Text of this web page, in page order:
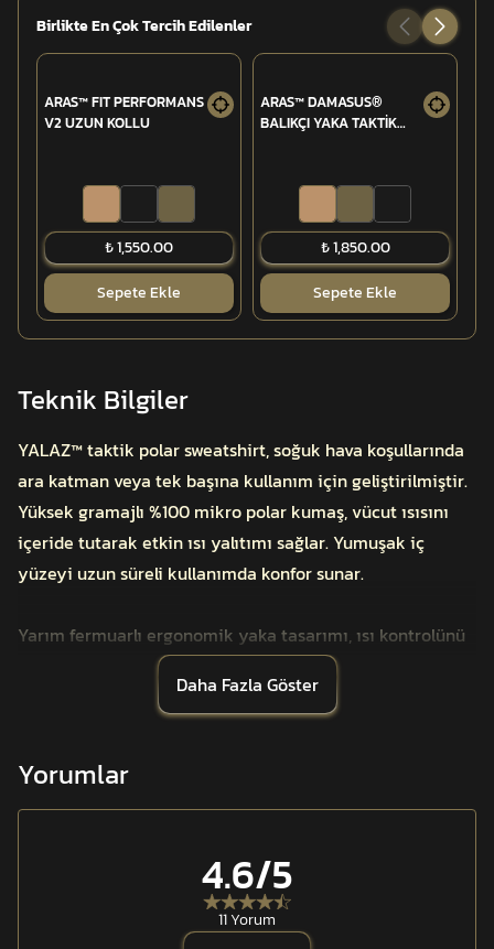
Birlikte En Çok Tercih Edilenler
ARAS™ FIT PERFORMANS
V2 UZUN KOLLU
₺ 1,550.00
Sepete Ekle
ARAS™ DAMASUS®
BALIKÇI YAKA TAKTİK
₺ 1,850.00
Sepete Ekle
Teknik Bilgiler
YALAZ™ taktik polar sweatshirt, soğuk hava koşullarında
ara katman veya tek başına kullanım için geliştirilmiştir.
Yüksek gramajlı %100 mikro polar kumaş, vücut ısısını
içeride tutarak etkin ısı yalıtımı sağlar. Yumuşak iç
yüzeyi uzun süreli kullanımda konfor sunar.
Yarım fermuarlı ergonomik yaka tasarımı, ısı kontrolünü
destekler ve farklı katman kombinasyonlarına uyum
sağlar. Orijinal YKK® fermuar sistemi uzun ömürlü ve
güvenilir kullanım sunar.
Kol üzerinde arma ve peç kullanımına uygun özel panel
yer alır. Toplam 3 fonksiyonel cep, günlük ve operasyonel
saha görevleri ve soğuk hava outdoor faaliyetlerinde
dengeli ısı konforu ve dayanım sunar. Yapısal formunu
uzun süre koruyacak şekilde tasarlanmıştır.
Daha Fazla Göster
Yorumlar
4.6/5
11 Yorum